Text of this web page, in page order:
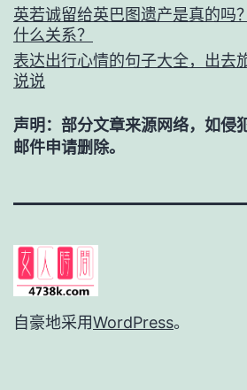
英若诚留给英巴图遗产是真的吗
什么关系？
表达出行心情的句子大全，出去
说说
声明：部分文章来源网络，如侵
邮件申请删除。
自豪地采用WordPress。